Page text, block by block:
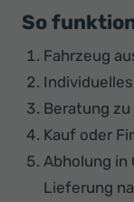
So
Fahrzeug
Beratung
Kauf oder
Abholung in
Lieferung